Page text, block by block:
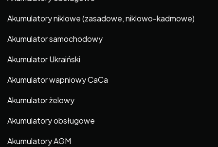
Akumulatory niklowe (zasadowe, niklowo-kadmowe)
Akumulator samochodowy
Akumulator Ukraiński
Akumulator wapniowy CaCa
Akumulator żelowy
Akumulatory obsługowe
Akumulatory AGM